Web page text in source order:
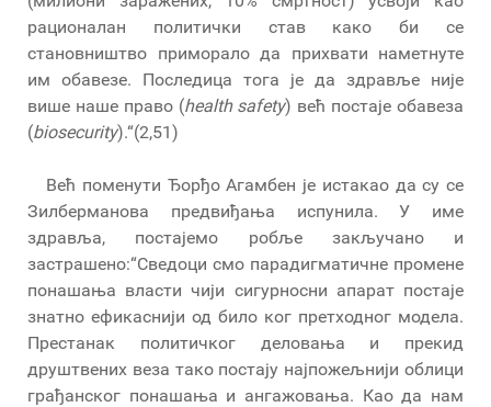
рационалан политички став како би се
становништво приморало да прихвати наметнуте
им обавезе. Последица тога је да здравље није
више наше право (health safety) већ постаје обавеза
(biosecurity).“(2,51)
Већ поменути Ђорђо Агамбен је истакао да су се
Зилберманова предвиђања испунила. У име
здравља, постајемо робље закључано и
застрашено:“Сведоци смо парадигматичне промене
понашања власти чији сигурносни апарат постаје
знатно ефикаснији од било ког претходног модела.
Престанак политичког деловања и прекид
друштвених веза тако постају најпожељнији облици
грађанског понашања и ангажовања. Као да нам